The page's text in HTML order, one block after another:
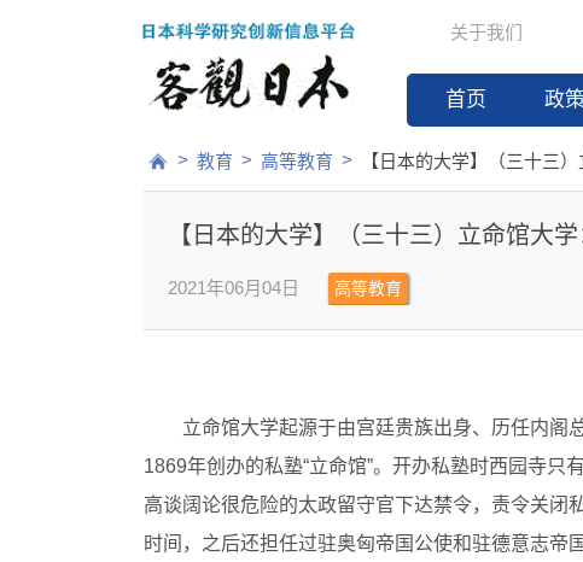
关于我们
首页 政策
> 教育 > 高等教育 > 【日本的大学】（三十三
【日本的大学】（三十三）立命馆大
2021年06月04日 高等教育
立命馆大学起源于由宫廷贵族出身、历任内
1869年创办的私塾“立命馆”。开办私塾时西园寺
高谈阔论很危险的太政留守官下达禁令，责令关闭
时间，之后还担任过驻奥匈帝国公使和驻德意志帝